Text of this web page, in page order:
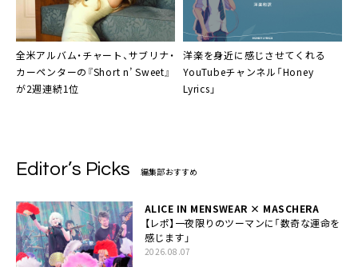
全米アルバム・チャート、サブリナ・
カーペンターの『Short n’ Sweet』
が2週連続1位
洋楽を身近に感じさせてくれる
YouTubeチャンネル「Honey
Lyrics」
Editor’s Picks 編集部おすすめ
ALICE IN MENSWEAR × MASCHERA
【レポ】一夜限りのツーマンに「数奇な運命を
感じます」
2026.08.07